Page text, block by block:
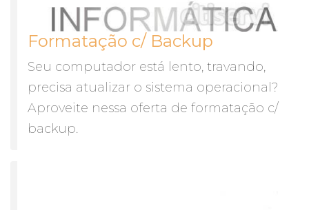
Formatação c/ Backup
Seu computador está lento, travando,
precisa atualizar o sistema operacional?
Aproveite nessa oferta de formatação c/
backup.